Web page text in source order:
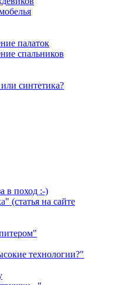
палаток
спальников
синтетика?
в поход :-)
(статья на сайте
технологии?"